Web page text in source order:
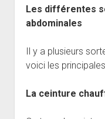
Les différentes
abdominales
Il y a plusieurs
voici les principales.
La ceinture